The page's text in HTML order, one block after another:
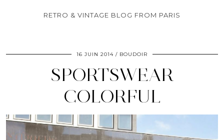
RETRO & VINTAGE BLOG FROM PARIS
16 JUIN 2014 BOUDOIR
SPORTSWEAR
COLORFUL